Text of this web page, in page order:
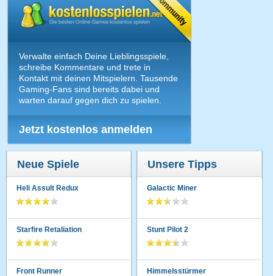
Verwalte einfach Deine Lieblingsspiele,
schreibe Kommentare und trete in
Kontakt mit deinen Mitspielern. Tausende
Gaming-Fans sind bereits dabei und
warten darauf gegen dich zu spielen.
Jetzt kostenlos anmelden
Neue Spiele
Heli Assult Redux
Starfire Retaliation
Front Runner
Unsere Tipps
Galactic Miner
Stunt Pilot 2
Himmelsstürmer